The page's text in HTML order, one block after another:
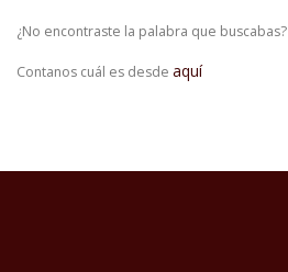
¿No encontraste la palabra que buscabas?
Contanos cuál es desde aquí